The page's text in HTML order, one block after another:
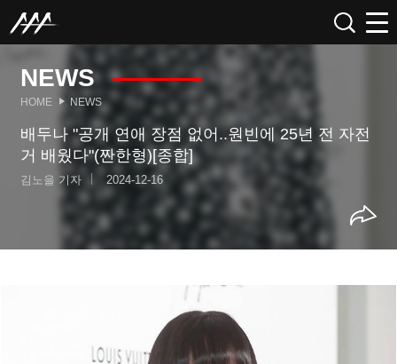
NEWS
HOME NEWS
배두나 "공개 연애 장점 없어..원빈에 25년 전 자전
거 배웠다"(짠한형)[종합]
김노을 기자 2024-12-16